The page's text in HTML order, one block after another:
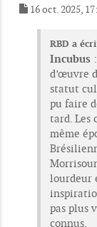
16 oct. 2025,
RBD a
Incubus :
d’œuvre
statut
pu faire
tard. Les
même
lourdeur
pas plus
connus.